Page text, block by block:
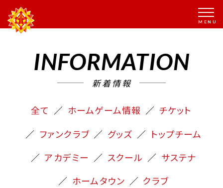
INFORMATION
新着情報
全て ホームゲーム情報
チケット
ファンクラブ
グッズ
トップチーム
アカデミー
スクール
サステナ
ホームタウン
クラブ